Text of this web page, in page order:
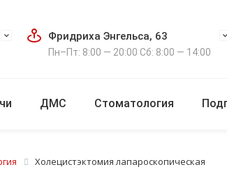
Фридриха Энгельса, 63
Пн–Пт: 8:00 — 20:00 Сб: 8:00 — 14:00
ДМС Стоматология
Холецистэктомия лапароскопическая